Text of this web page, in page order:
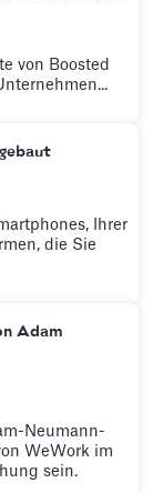
von Boosted
Ihrer
die Sie
Adam
Neumann-
WeWork im
sein.